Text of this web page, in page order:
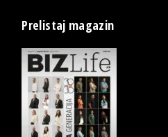
Prelistaj magazin